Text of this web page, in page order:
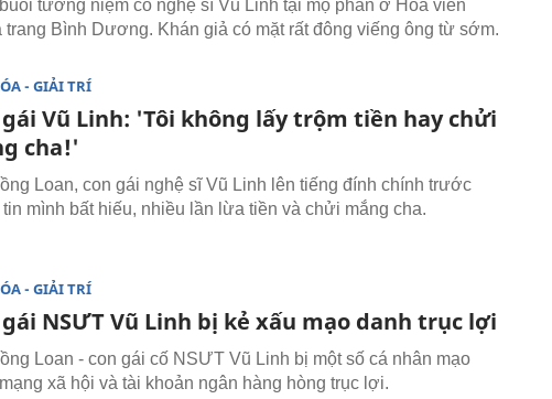
tưởng niệm cố nghệ sĩ Vũ Linh tại mộ phần ở Hoa viên
trang Bình Dương. Khán giả có mặt rất đông viếng ông từ sớm.
- GIẢI TRÍ
gái Vũ Linh: 'Tôi không lấy trộm tiền hay chửi
cha!'
Loan, con gái nghệ sĩ Vũ Linh lên tiếng đính chính trước
tin mình bất hiếu, nhiều lần lừa tiền và chửi mắng cha.
- GIẢI TRÍ
gái NSƯT Vũ Linh bị kẻ xấu mạo danh trục lợi
Loan - con gái cố NSƯT Vũ Linh bị một số cá nhân mạo
xã hội và tài khoản ngân hàng hòng trục lợi.